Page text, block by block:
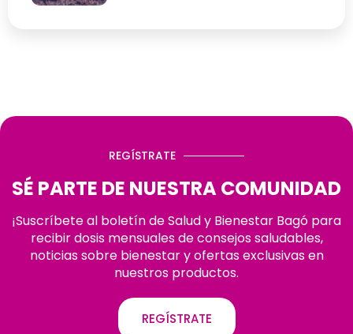
REGÍSTRATE
SÉ PARTE DE NUESTRA COMUNIDAD
¡Suscríbete al boletín de Salud y Bienestar Bagó para
recibir dosis mensuales de consejos saludables,
noticias sobre bienestar y ofertas exclusivas en
nuestros productos.
REGÍSTRATE